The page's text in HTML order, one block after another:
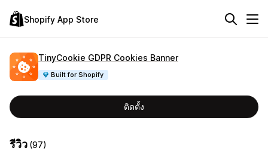
Shopify App Store
TinyCookie GDPR Cookies Banner
Built for Shopify
ติดตั้ง
รีวิว (97)